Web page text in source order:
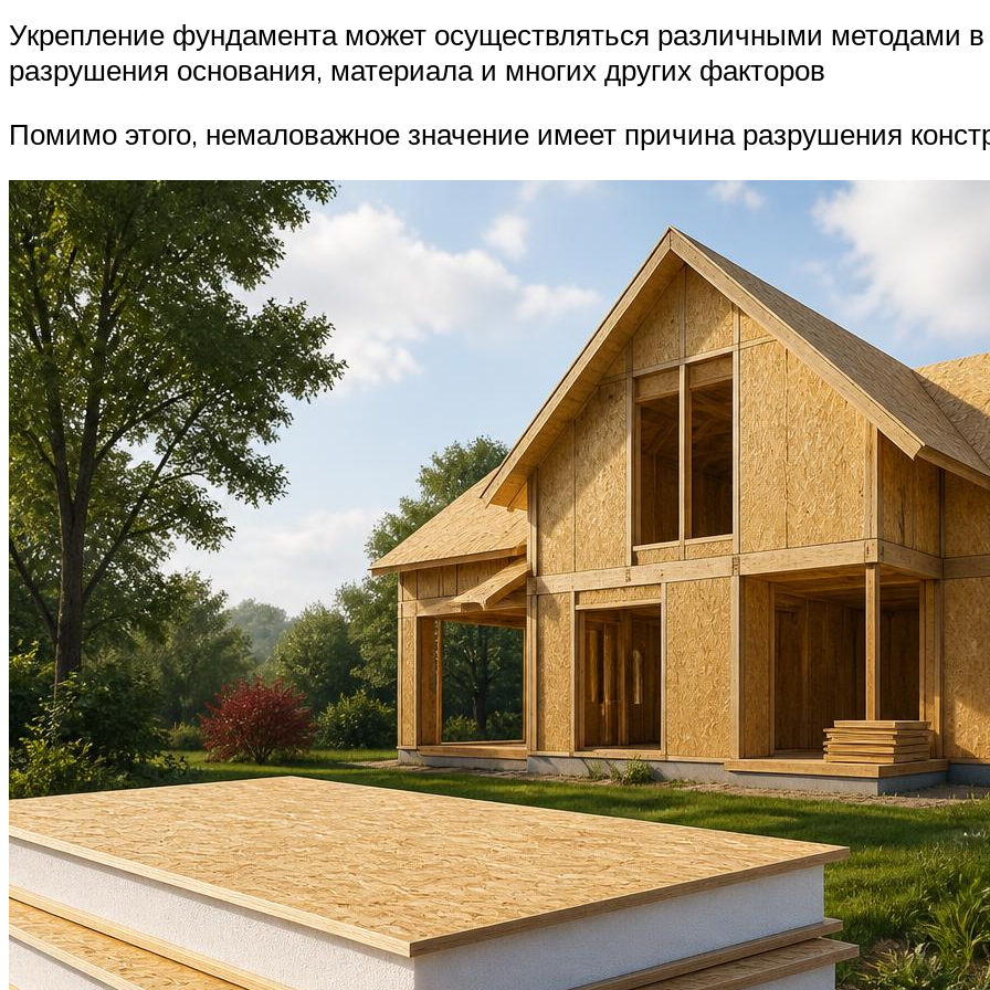
Укрепление фундамента может осуществляться различными методами в
разрушения основания, материала и многих других факторов
Помимо этого, немаловажное значение имеет причина разрушения